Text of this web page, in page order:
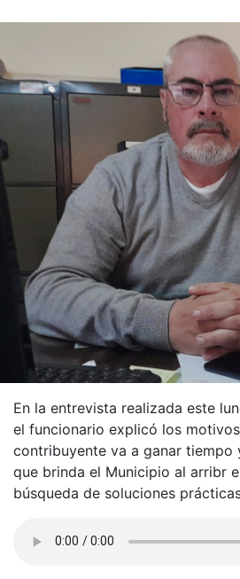
En la entrevista realizada este
el funcionario explicó los
contribuyente va a ganar tiempo
que brinda el Municipio al arribr
búsqueda de soluciones